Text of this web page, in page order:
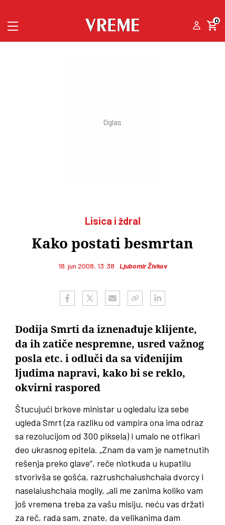
0
Lisica i ždral
Kako postati besmrtan
18. jun 2008, 13:38 Ljubomir Živkov
Dodija Smrti da iznenađuje klijente,
da ih zatiče nespremne, usred važnog
posla etc. i odluči da sa viđenijim
ljudima napravi, kako bi se reklo,
okvirni raspored
Štucujući brkove ministar u ogledalu iza sebe
ugleda Smrt (za razliku od vampira ona ima odraz
sa rezolucijom od 300 piksela) i umalo ne otfikari
deo ukrasnog epitela. „Znam da vam je nametnutih
rešenja preko glave“, reče niotkuda u kupatilu
stvorivša se gošća, razrushchaiushchaia dvorcy i
naselaiushchaia mogily, „ali me zanima koliko vam
još vremena treba za vašu misiju, neću vas držati
za reč, rada sam, znate, da velikanima dam